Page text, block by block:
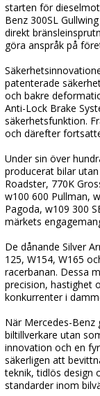
starten för
Benz 300SL
direkt
göra anspråk på
patenterade
och bakre
Anti-Lock Brake
säkerhetsfunktion.
och därefter
Under sin över
producerat bilar
Roadster, 770K
w100 600 Pullman,
Pagoda, w109 300
märkets
De dånande Silver
125, W154, W165
racerbanan. Dessa
precision, hastighet
konkurrenter i
När Mercedes-
biltillverkare utan
innovation och en
säkerligen att
teknik, tidlös design
standarder inom